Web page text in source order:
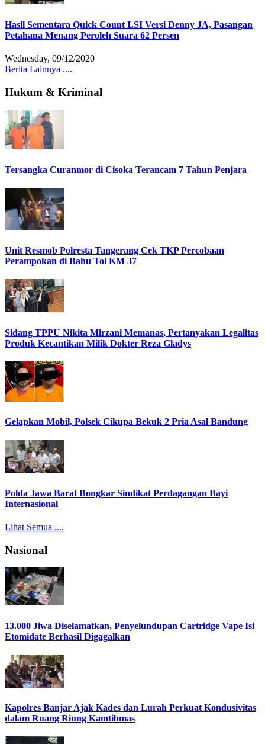
Hasil Sementara Quick Count LSI Versi Denny JA, Pasangan
Petahana Menang Peroleh Suara 62 Persen
Wednesday, 09/12/2020
Berita Lainnya ....
Hukum & Kriminal
Tersangka Curanmor di Cisoka Terancam 7 Tahun Penjara
Unit Resmob Polresta Tangerang Cek TKP Percobaan
Perampokan di Bahu Tol KM 37
Sidang TPPU Nikita Mirzani Memanas, Pertanyakan Legalitas
Produk Kecantikan Milik Dokter Reza Gladys
Gelapkan Mobil, Polsek Cikupa Bekuk 2 Pria Asal Bandung
Polda Jawa Barat Bongkar Sindikat Perdagangan Bayi
Internasional
Lihat Semua ....
Nasional
13.000 Jiwa Diselamatkan, Penyelundupan Cartridge Vape Isi
Etomidate Berhasil Digagalkan
Kapolres Banjar Ajak Kades dan Lurah Perkuat Kondusivitas
dalam Ruang Riung Kamtibmas